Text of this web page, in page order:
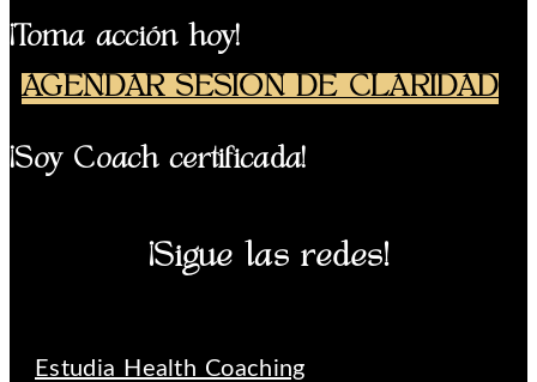
¡Toma acción hoy!
AGENDAR SESIÓN DE CLARIDAD
¡Soy Coach certificada!
¡Sigue las redes!
Estudia Health Coaching